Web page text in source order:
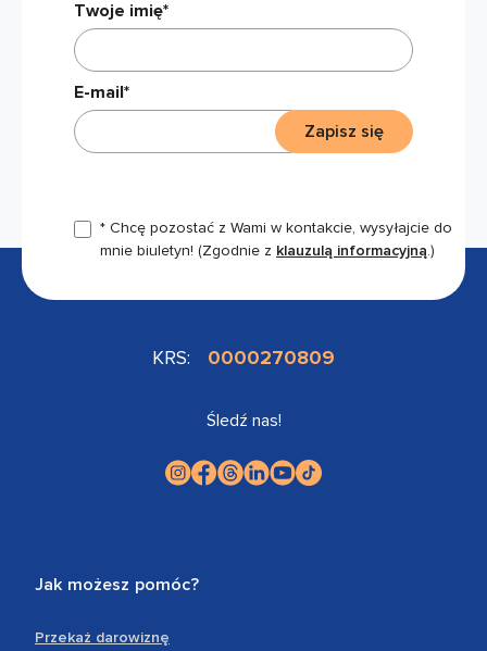
Twoje imię*
E-mail*
* Chcę pozostać z Wami w kontakcie, wysyłajcie do
mnie biuletyn! (Zgodnie z klauzulą informacyjną.)
Zapisz się
KRS: 0000270809
Śledź nas!
Jak możesz pomóc?
Przekaż darowiznę